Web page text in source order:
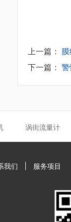
上一篇：
下一篇：
涡街流量计
我们 服务项目